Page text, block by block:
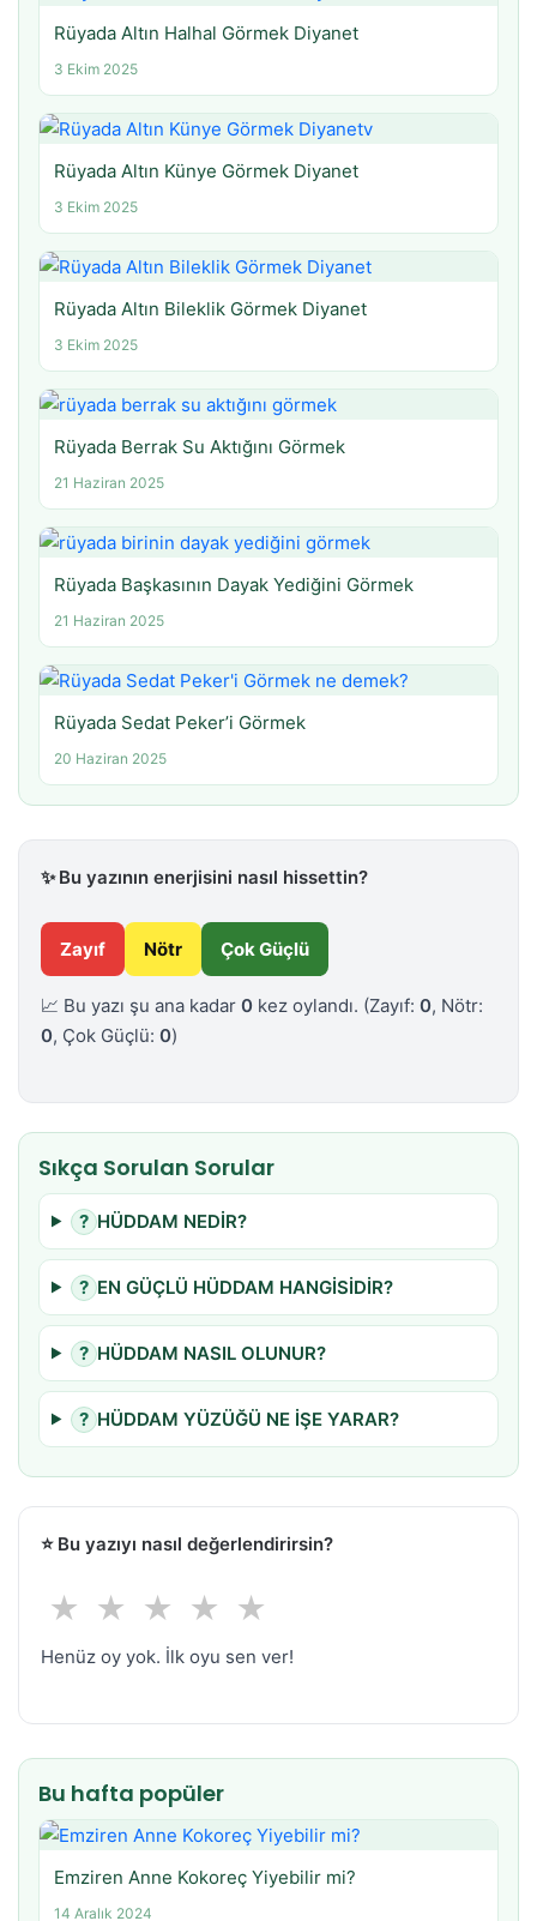
Rüyada Altın Halhal Görmek Diyanet
3 Ekim 2025
Rüyada Altın Künye Görmek Diyanet
3 Ekim 2025
Rüyada Altın Bileklik Görmek Diyanet
3 Ekim 2025
Rüyada Berrak Su Aktığını Görmek
21 Haziran 2025
Rüyada Başkasının Dayak Yediğini Görmek
21 Haziran 2025
Rüyada Sedat Peker’i Görmek
20 Haziran 2025
✨Bu yazının enerjisini nasıl hissettin?
Zayıf Nötr Çok Güçlü
📈 Bu yazı şu ana kadar 0 kez oylandı. (Zayıf: 0, Nötr:
0, Çok Güçlü: 0)
Sıkça Sorulan Sorular
? HÜDDAM NEDİR?
? EN GÜÇLÜ HÜDDAM HANGİSİDİR?
? HÜDDAM NASIL OLUNUR?
? HÜDDAM YÜZÜĞÜ NE İŞE YARAR?
⭐ Bu yazıyı nasıl değerlendirirsin?
★ ★ ★ ★ ★
Henüz oy yok. İlk oyu sen ver!
Bu hafta popüler
Emziren Anne Kokoreç Yiyebilir mi?
14 Aralık 2024